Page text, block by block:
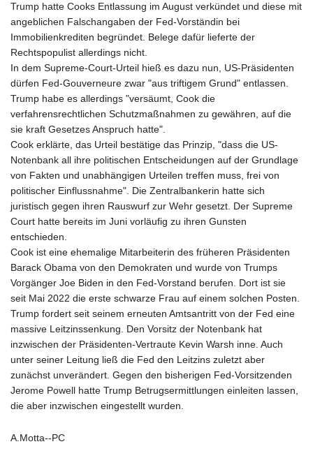
Trump hatte Cooks Entlassung im August verkündet und diese mit
angeblichen Falschangaben der Fed-Vorständin bei
Immobilienkrediten begründet. Belege dafür lieferte der
Rechtspopulist allerdings nicht.
In dem Supreme-Court-Urteil hieß es dazu nun, US-Präsidenten
dürfen Fed-Gouverneure zwar "aus triftigem Grund" entlassen.
Trump habe es allerdings "versäumt, Cook die
verfahrensrechtlichen Schutzmaßnahmen zu gewähren, auf die
sie kraft Gesetzes Anspruch hatte".
Cook erklärte, das Urteil bestätige das Prinzip, "dass die US-
Notenbank all ihre politischen Entscheidungen auf der Grundlage
von Fakten und unabhängigen Urteilen treffen muss, frei von
politischer Einflussnahme". Die Zentralbankerin hatte sich
juristisch gegen ihren Rauswurf zur Wehr gesetzt. Der Supreme
Court hatte bereits im Juni vorläufig zu ihren Gunsten
entschieden.
Cook ist eine ehemalige Mitarbeiterin des früheren Präsidenten
Barack Obama von den Demokraten und wurde von Trumps
Vorgänger Joe Biden in den Fed-Vorstand berufen. Dort ist sie
seit Mai 2022 die erste schwarze Frau auf einem solchen Posten.
Trump fordert seit seinem erneuten Amtsantritt von der Fed eine
massive Leitzinssenkung. Den Vorsitz der Notenbank hat
inzwischen der Präsidenten-Vertraute Kevin Warsh inne. Auch
unter seiner Leitung ließ die Fed den Leitzins zuletzt aber
zunächst unverändert. Gegen den bisherigen Fed-Vorsitzenden
Jerome Powell hatte Trump Betrugsermittlungen einleiten lassen,
die aber inzwischen eingestellt wurden.
A.Motta--PC